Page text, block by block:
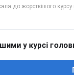
у курсі